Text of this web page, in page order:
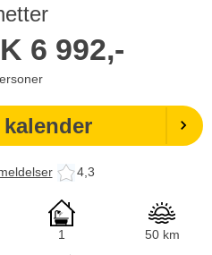
6 992,-
4,3
1 50 km